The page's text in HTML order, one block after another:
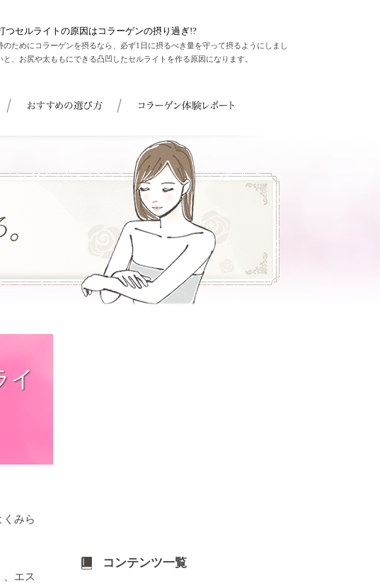
つセルライトの原因はコラーゲンの摂り過ぎ!?
のためにコラーゲンを摂るなら、必ず1日に摂るべき量を守って摂るようにしまし
と、お尻や太ももにできる凸凹したセルライトを作る原因になります。
イ
みら
エス
コンテンツ一覧